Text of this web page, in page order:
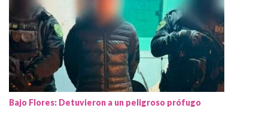
Bajo Flores: Detuvieron a un peligroso prófugo